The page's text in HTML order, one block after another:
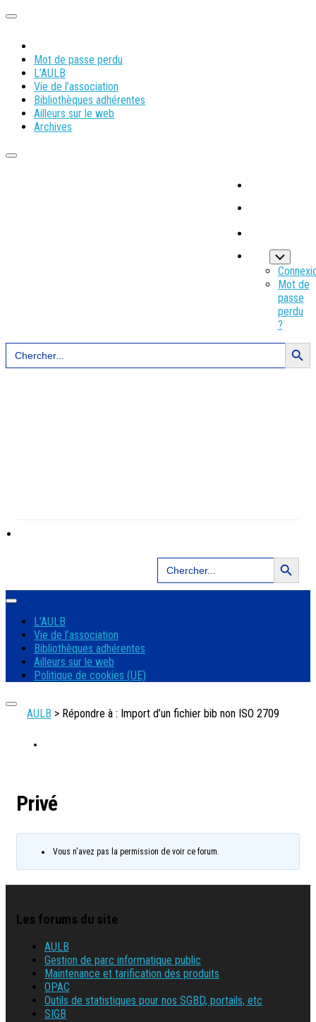
Mot de passe perdu
L’AULB
Vie de l’association
Bibliothèques adhérentes
Ailleurs sur le web
Archives
Mot de
passe
perdu
?
Search
for:
Search Button
Search
for:
Search Button
L’AULB
Vie de l’association
Bibliothèques adhérentes
Ailleurs sur le web
Politique de cookies (UE)
AULB > Répondre à : Import d’un fichier bib non ISO 2709
Privé
Vous n'avez pas la permission de voir ce forum.
Les forums du site
AULB
Gestion de parc informatique public
Maintenance et tarification des produits
OPAC
Outils de statistiques pour nos SGBD, portails, etc
SIGB